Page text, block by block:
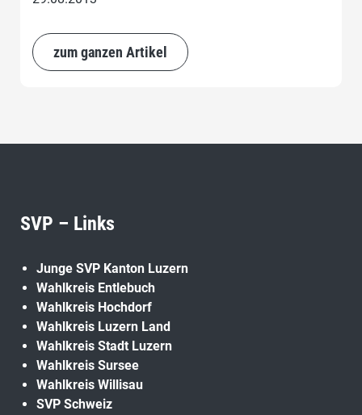
zum ganzen Artikel
SVP – Links
Junge SVP Kanton Luzern
Wahlkreis Entlebuch
Wahlkreis Hochdorf
Wahlkreis Luzern Land
Wahlkreis Stadt Luzern
Wahlkreis Sursee
Wahlkreis Willisau
SVP Schweiz